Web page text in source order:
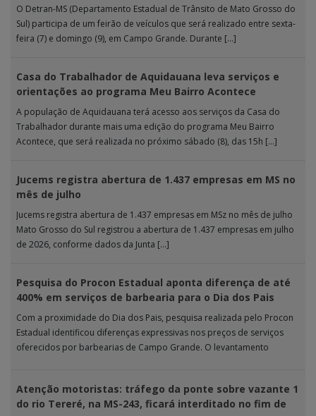
O Detran-MS (Departamento Estadual de Trânsito de Mato Grosso do
Sul) participa de um feirão de veículos que será realizado entre sexta-
feira (7) e domingo (9), em Campo Grande. Durante […]
Casa do Trabalhador de Aquidauana leva serviços e
orientações ao programa Meu Bairro Acontece
A população de Aquidauana terá acesso aos serviços da Casa do
Trabalhador durante mais uma edição do programa Meu Bairro
Acontece, que será realizada no próximo sábado (8), das 15h […]
Jucems registra abertura de 1.437 empresas em MS no
mês de julho
Jucems registra abertura de 1.437 empresas em MSz no mês de julho
Mato Grosso do Sul registrou a abertura de 1.437 empresas em julho
de 2026, conforme dados da Junta […]
Pesquisa do Procon Estadual aponta diferença de até
400% em serviços de barbearia para o Dia dos Pais
Com a proximidade do Dia dos Pais, pesquisa realizada pelo Procon
Estadual identificou diferenças expressivas nos preços de serviços
oferecidos por barbearias de Campo Grande. O levantamento
Atenção motoristas: tráfego da ponte sobre vazante 1
do rio Tereré, na MS-243, ficará interditado no fim de